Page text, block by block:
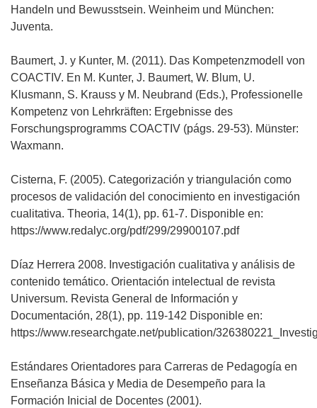
Handeln und Bewusstsein. Weinheim und München:
Juventa.
Baumert, J. y Kunter, M. (2011). Das Kompetenzmodell von
COACTIV. En M. Kunter, J. Baumert, W. Blum, U.
Klusmann, S. Krauss y M. Neubrand (Eds.), Professionelle
Kompetenz von Lehrkräften: Ergebnisse des
Forschungsprogramms COACTIV (págs. 29-53). Münster:
Waxmann.
Cisterna, F. (2005). Categorización y triangulación como
procesos de validación del conocimiento en investigación
cualitativa. Theoria, 14(1), pp. 61-7. Disponible en:
https://www.redalyc.org/pdf/299/29900107.pdf
Díaz Herrera 2008. Investigación cualitativa y análisis de
contenido temático. Orientación intelectual de revista
Universum. Revista General de Información y
Documentación, 28(1), pp. 119-142 Disponible en:
https://www.researchgate.net/publication/
Estándares Orientadores para Carreras de Pedagogía en
Enseñanza Básica y Media de Desempeño para la
Formación Inicial de Docentes (2001).